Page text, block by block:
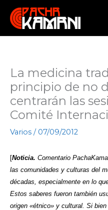
La medicina
principio de no
centrarán las
Comité
Varios / 07/09/2012
[Noticia. Comentario
las comunidades y culturas del
décadas, especialmente en lo
Estos saberes fueron también
origen «étnico» y cultural. Si